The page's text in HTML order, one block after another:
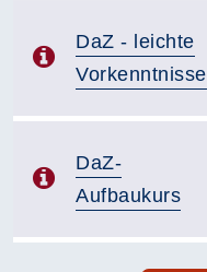
DaZ - leichte
Vorkenntnisse
DaZ-
Aufbaukurs